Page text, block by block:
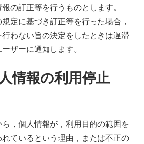
の訂正等を行うものとします。
定に基づき訂正等を行った場合，
行わない旨の決定をしたときは遅滞
ザーに通知します。
情報の利用停止
，個人情報が，利用目的の範囲を
ているという理由，または不正の